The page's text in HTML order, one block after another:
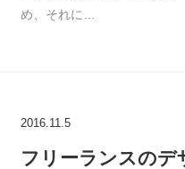
め、それに…
2016.11.5
フリーランスのデ